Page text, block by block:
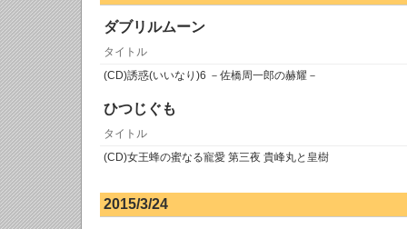
ダブリルムーン
タイトル
(CD)誘惑(いいなり)6 －佐橋周一郎の赫耀－
ひつじぐも
タイトル
(CD)女王蜂の蜜なる寵愛 第三夜 貴峰丸と皇樹
2015/3/24